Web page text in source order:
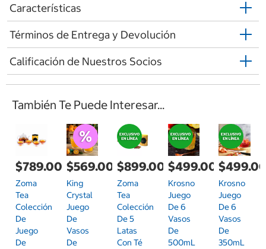
Características
Términos de Entrega y Devolución
Calificación de Nuestros Socios
También Te Puede Interesar...
$789.00
Zoma
Tea
Colección
De
Juego
De
$569.00
King
Crystal
Juego
De
Vasos
De
$899.00
Zoma
Tea
Colección
De 5
Latas
Con Té
$499.00
Krosno
Juego
De 6
Vasos
De
500mL
Krosno
Juego
De 6
Vasos
De
350mL